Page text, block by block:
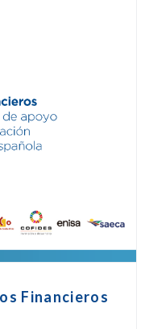
Financieros